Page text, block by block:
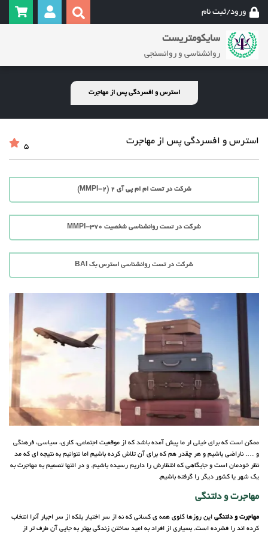
ورود/ثبت نام
سایکومتریست
روانشناسی و روانسنجی
استرس و افسردگی پس از مهاجرت
استرس و افسردگی پس از مهاجرت 5
شرکت در تست ام ام پی آی 2 (MMPI-2)
شرکت در تست روانشناسی شخصیت MMPI-370
شرکت در تست روانشناسی استرس بک BAI
ممکن است که برای خیلی ار ما پیش آمده باشد که از موقعیت اجتماعی، کاری، سیاسی، فرهنگی
و …. ناراضی باشیم و هر چقدر هم که برای آن تلاش کرده باشیم اما نتوانیم به نتیجه ای که مد
نظر خودمان است و جایگاهی که انتظارش را داریم رسیده باشیم. و در انتها تصمیم به مهاجرت به
یک شهر یا کشور دیگر را گرفته باشیم.
مهاجرت و دلتنگی
مهاجرت و دلتنگی این روزها گلوی همه ی کسانی که نه از سر اختیار بلکه از سر اجبار آنرا انتخاب
کرده اند را فشرده است. بسیاری از افراد به امید ساختن زندگی بهتر به جایی آن طرف تر از